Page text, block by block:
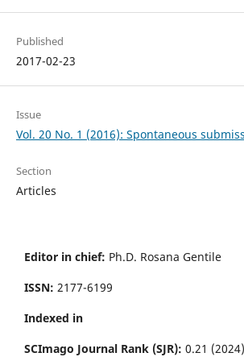
Published
2017-02-23
Issue
Vol. 20 No. 1 (2016): Spontaneous
Section
Articles
Editor in chief: Ph.D. Rosana Gentile
ISSN: 2177-6199
Indexed in
SCImago Journal Rank (SJR): 0.21 (2024)